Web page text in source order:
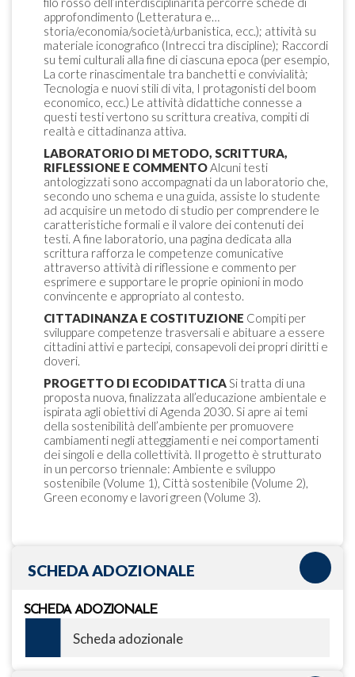
approfondimento (Letteratura e…
storia/economia/società/urbanistica, ecc.); attività su
materiale iconografico (Intrecci tra discipline); Raccordi
su temi culturali alla fine di ciascuna epoca (per esempio,
La corte rinascimentale tra banchetti e convivialità;
Tecnologia e nuovi stili di vita, I protagonisti del boom
economico, ecc.) Le attività didattiche connesse a
questi testi vertono su scrittura creativa, compiti di
realtà e cittadinanza attiva.
LABORATORIO DI METODO, SCRITTURA,
RIFLESSIONE E COMMENTOAlcuni testi
antologizzati sono accompagnati da un laboratorio che,
secondo uno schema e una guida, assiste lo studente
ad acquisire un metodo di studio per comprendere le
caratteristiche formali e il valore dei contenuti dei
testi. A fine laboratorio, una pagina dedicata alla
scrittura rafforza le competenze comunicative
attraverso attività di riflessione e commento per
esprimere e supportare le proprie opinioni in modo
convincente e appropriato al contesto.
CITTADINANZA E COSTITUZIONE Compiti per
sviluppare competenze trasversali e abituare a essere
cittadini attivi e partecipi, consapevoli dei propri diritti e
doveri.
PROGETTO DI ECODIDATTICASi tratta di una
proposta nuova, finalizzata all’educazione ambientale e
ispirata agli obiettivi di Agenda 2030. Si apre ai temi
della sostenibilità dell’ambiente per promuovere
cambiamenti negli atteggiamenti e nei comportamenti
dei singoli e della collettività. Il progetto è strutturato
in un percorso triennale: Ambiente e sviluppo
sostenibile (Volume 1), Città sostenibile (Volume 2),
Green economy e lavori green (Volume 3).
SCHEDA ADOZIONALE
SCHEDA ADOZIONALE
Scheda adozionale